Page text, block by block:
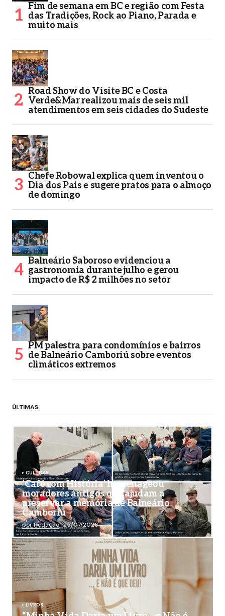
Fim de semana em BC e região com Festa
das Tradições, Rock ao Piano, Parada e
muito mais
Road Show do Visite BC e Costa
Verde&Mar realizou mais de seis mil
atendimentos em seis cidades do Sudeste
Chefe Robowal explica quem inventou o
Dia dos Pais e sugere pratos para o almoço
de domingo
Balneário Saboroso evidenciou a
gastronomia durante julho e gerou
impacto de R$ 2 milhões no setor
PM palestra para condomínios e bairros
de Balneário Camboriú sobre eventos
climáticos extremos
ÚLTIMAS
CULTURA
‘Café com História’ homenageou
moradores antigos que ajudam a
preservar a memória de Balneário
Camboriú
por Redação 25/07/2026
LIVROS